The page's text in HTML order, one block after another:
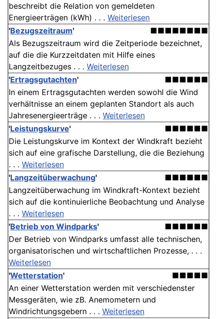
beschreibt die Relation von gemeldeten
Energieerträgen (kWh) . . . Weiterlesen
'Bezugszeitraum'
■■■■■■■■
Als Bezugszeitraum wird die Zeitperiode bezeichnet,
auf die die Kurzzeitdaten mit Hilfe eines
Langzeitbezuges . . . Weiterlesen
'Ertragsgutachten'
■■■■■■
In einem Ertragsgutachten werden sowohl die Wind
verhältnisse an einem geplanten Standort als auch
Jahresenergieerträge . . . Weiterlesen
'Leistungskurve'
■■■■■■
Die Leistungskurve im Kontext der Windkraft bezieht
sich auf eine grafische Darstellung, die die Beziehung
. . . Weiterlesen
'Langzeitüberwachung'
■■■■■■
Langzeitüberwachung im Windkraft-Kontext bezieht
sich auf die kontinuierliche Beobachtung und Analyse
. . . Weiterlesen
'Betrieb von Windparks'
■■■■■■
Der Betrieb von Windparks umfasst alle technischen,
organisatorischen und wirtschaftlichen Prozesse, . . .
Weiterlesen
'Wetterstation'
■■■■■
An einer Wetterstation werden mit verschiedenster
Messgeräten, wie zB. Anemometern und
Windrichtungsgebern . . . Weiterlesen